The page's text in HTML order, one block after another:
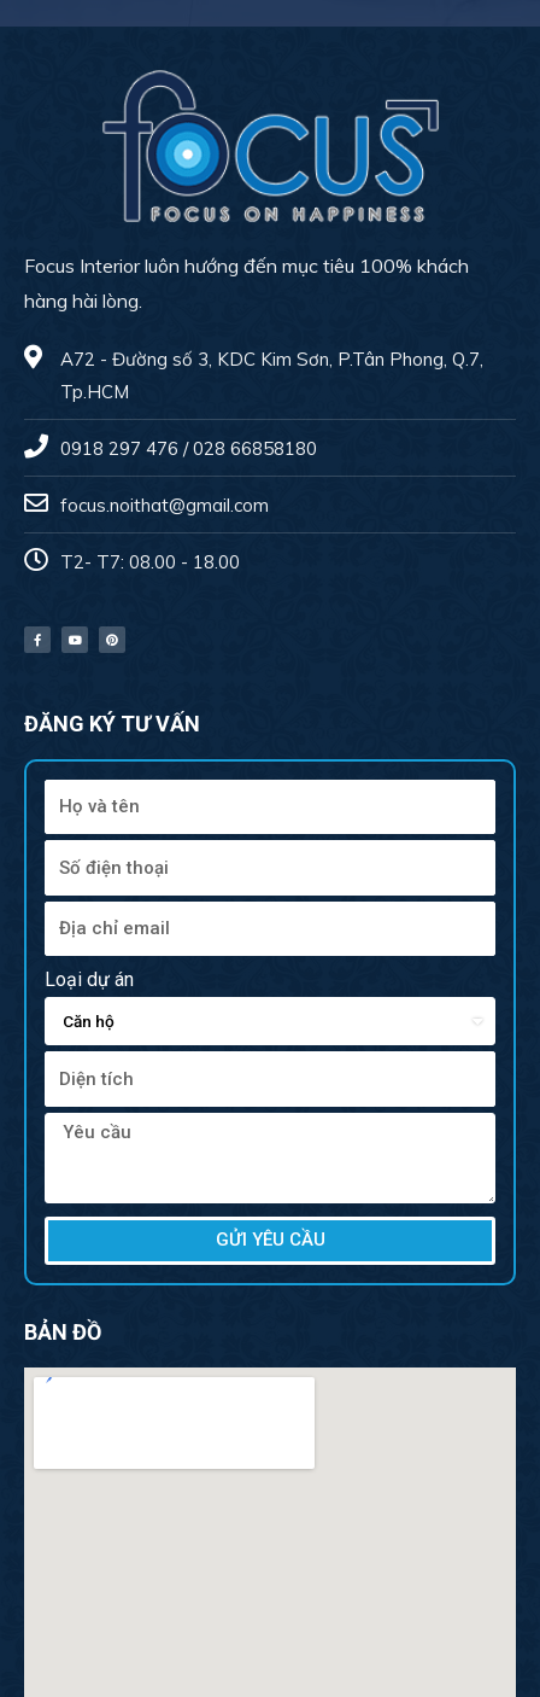
Focus Interior luôn hướng đến mục tiêu 100% khách
hàng hài lòng.
A72 - Đường số 3, KDC Kim Sơn, P.Tân Phong, Q.7,
Tp.HCM
0918 297 476 / 028 66858180
focus.noithat@gmail.com
T2- T7: 08.00 - 18.00
ĐĂNG KÝ TƯ VẤN
Loại dự án
GỬI YÊU CẦU
BẢN ĐỒ